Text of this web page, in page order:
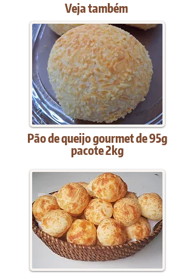
Veja também
Pão de queijo gourmet de 95g
pacote 2kg